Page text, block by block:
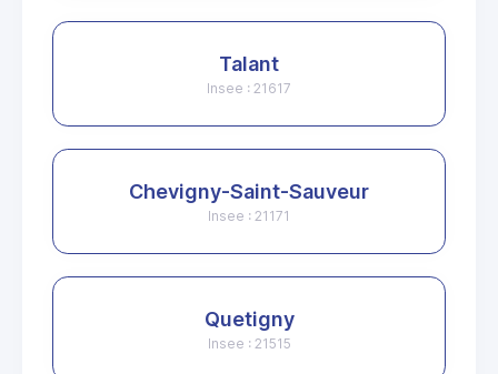
Talant
Insee : 21617
Chevigny-Saint-Sauveur
Insee : 21171
Quetigny
Insee : 21515